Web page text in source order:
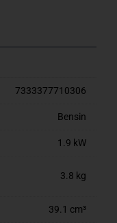
7333377710306
Bensin
1.9 kW
3.8 kg
39.1 cm³